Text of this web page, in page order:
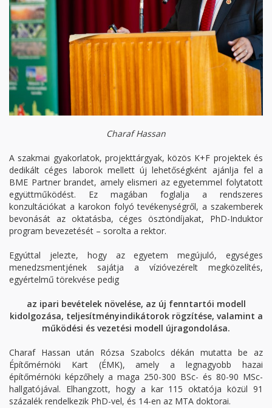
Charaf Hassan
A szakmai gyakorlatok, projekttárgyak, közös K+F projektek és
dedikált céges laborok mellett új lehetőségként ajánlja fel a
BME Partner brandet, amely elismeri az egyetemmel folytatott
együttműködést. Ez magában foglalja a rendszeres
konzultációkat a karokon folyó tevékenységről, a szakemberek
bevonását az oktatásba, céges ösztöndíjakat, PhD-Induktor
program bevezetését – sorolta a rektor.
Egyúttal jelezte, hogy az egyetem megújuló, egységes
menedzsmentjének sajátja a vízióvezérelt megközelítés,
egyértelmű törekvése pedig
az ipari bevételek növelése, az új fenntartói modell
kidolgozása, teljesítményindikátorok rögzítése, valamint a
működési és vezetési modell újragondolása.
Charaf Hassan után Rózsa Szabolcs dékán mutatta be az
Építőmérnöki Kart (ÉMK), amely a legnagyobb hazai
építőmérnöki képzőhely a maga 250-300 BSc- és 80-90 MSc-
hallgatójával. Elhangzott, hogy a kar 115 oktatója közül 91
százalék rendelkezik PhD-vel, és 14-en az MTA doktorai.